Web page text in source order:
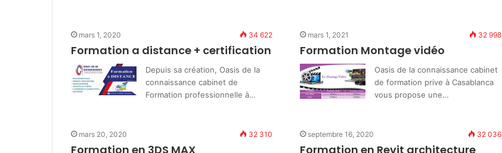
mars 1, 2020 34 622
Formation a distance + certification
Depuis sa création, Oasis de la
connaissance cabinet de
Formation professionnelle à…
mars 1, 2021 32 998
Formation Montage vidéo
Oasis de la connaissance cabinet
de formation prive à Casablanca
vous propose une…
mars 20, 2020 32 310
Formation en 3DS MAX
septembre 16, 2020 32 036
Formation en Revit architecture